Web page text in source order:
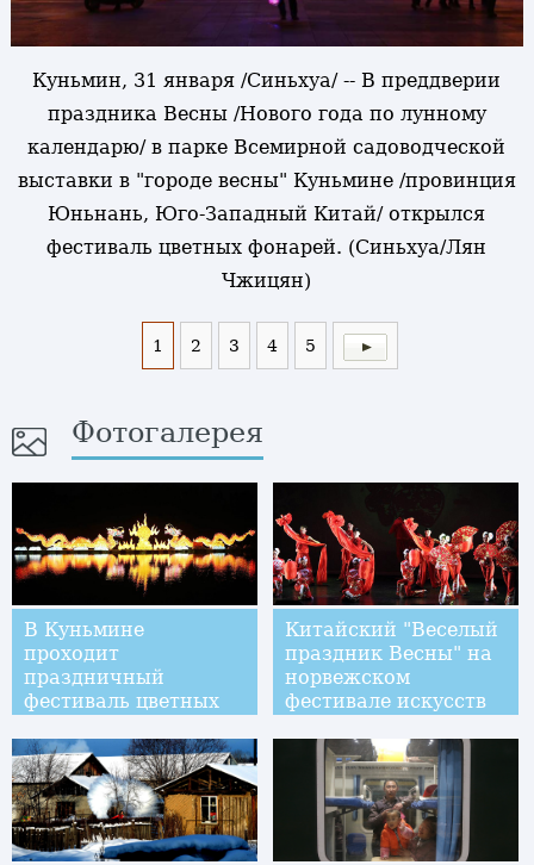
Куньмин, 31 января /Синьхуа/ -- В преддверии
праздника Весны /Нового года по лунному
календарю/ в парке Всемирной садоводческой
выставки в "городе весны" Куньмине /провинция
Юньнань, Юго-Западный Китай/ открылся
фестиваль цветных фонарей. (Синьхуа/Лян
Чжицян)
1 2 3 4 5
Фотогалерея
В Куньмине
проходит
праздничный
фестиваль цветных
Китайский "Веселый
праздник Весны" на
норвежском
фестивале искусств